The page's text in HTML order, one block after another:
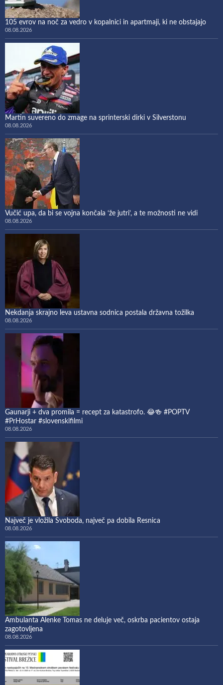
105 evrov na noč za vedro v kopalnici in apartmaji, ki ne obstajajo
08.08.2026
Martin suvereno do zmage na sprinterski dirki v Silverstonu
08.08.2026
Vučić upa, da bi se vojna končala ‘že jutri’, a te možnosti ne vidi
08.08.2026
Nekdanja skrajno leva ustavna sodnica postala državna tožilka
08.08.2026
Gaunarji + dva promila = recept za katastrofo. 😂🍻 #POPTV
#PrHostar #slovenskifilmi
08.08.2026
Največ je vložila Svoboda, največ pa dobila Resnica
08.08.2026
Ambulanta Alenke Tomas ne deluje več, oskrba pacientov ostaja
zagotovljena
08.08.2026